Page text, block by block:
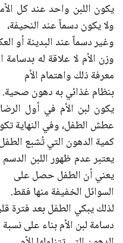
يكون اللبن واحد عند كل
ولا يكون دسماً عند النحيفة،
وغير دسماً عند البدينة أو
وزن الأم لا علاقة له
معرفة ذلك واهتمام الأم
بنظام غذائي به دهون صحية.
يكون لبن الأم في أول
عطش الطفل، وفي النهاية
كمية الدهون التي تُشبع
يعتبر عدم ظهور اللبن الدسم
يعني أن الطفل حصل على
السوائل الخفيفة منها فقط.
لذلك يبكي الطفل بعد فترة
دسامة لبن الأم بناء على نسبة